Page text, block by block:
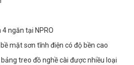
ngăn tại NPRO
mặt sơn tĩnh điện có độ bền cao
treo đồ nghề cài được nhiều loại